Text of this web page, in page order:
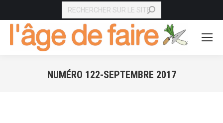
RECHERCHE
NUMÉRO 122-SEPTEMBRE 2017